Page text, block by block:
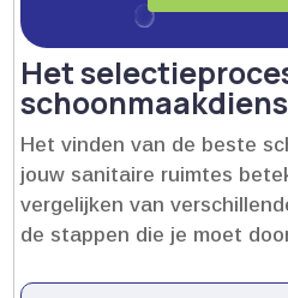
Het
Het vinden van de beste
jouw sanitaire ruimtes
vergelijken van
de stappen die je moet